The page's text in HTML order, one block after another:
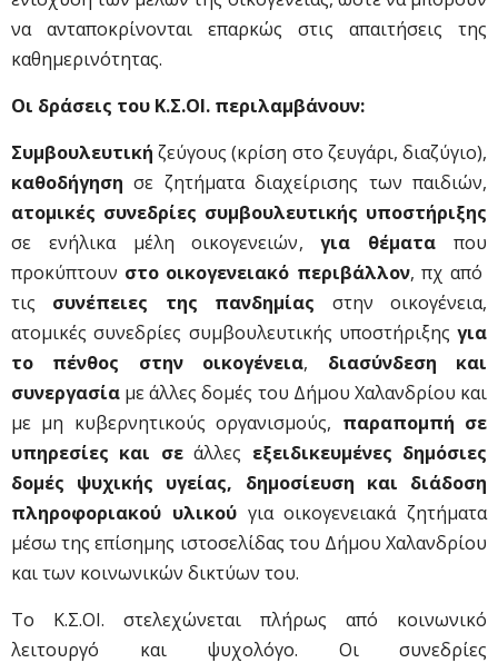
να ανταποκρίνονται επαρκώς στις απαιτήσεις της
καθημερινότητας.
Οι δράσεις του Κ.Σ.ΟΙ. περιλαμβάνουν:
Συμβουλευτική ζεύγους (κρίση στο ζευγάρι, διαζύγιο),
καθοδήγηση σε ζητήματα διαχείρισης των παιδιών,
ατομικές συνεδρίες συμβουλευτικής υποστήριξης
σε ενήλικα μέλη οικογενειών,για θέματα που
προκύπτουν στο οικογενειακό περιβάλλον, πχ από
τις συνέπειες της πανδημίας στην οικογένεια,
ατομικές συνεδρίες συμβουλευτικής υποστήριξης για
το πένθος στην οικογένεια, διασύνδεση και
συνεργασία με άλλες δομές του Δήμου Χαλανδρίου και
με μη κυβερνητικούς οργανισμούς, παραπομπή σε
υπηρεσίες και σεάλλες εξειδικευμένες δημόσιες
δομές ψυχικής υγείας, δημοσίευση και διάδοση
πληροφοριακού υλικούγια οικογενειακά ζητήματα
μέσω της επίσημης ιστοσελίδας του Δήμου Χαλανδρίου
και των κοινωνικών δικτύων του.
Το Κ.Σ.ΟΙ. στελεχώνεται πλήρως από κοινωνικό
λειτουργό και ψυχολόγο. Οι συνεδρίες